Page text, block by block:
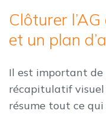
Clôturer
et un plan
Il est important
récapitulatif
résume tout ce